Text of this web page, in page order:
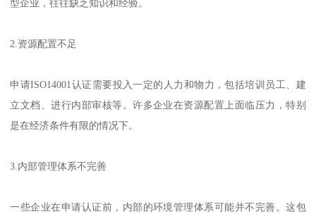
型企业，往往缺乏知识和经验。
2.资源配置不足
申请ISO14001认证需要投入一定的人力和物力，包括培训员工、建
立文档、进行内部审核等。许多企业在资源配置上面临压力，特别
是在经济条件有限的情况下。
3.内部管理体系不完善
一些企业在申请认证前，内部的环境管理体系可能并不完善。这包